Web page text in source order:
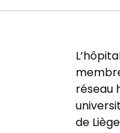
réseau
de